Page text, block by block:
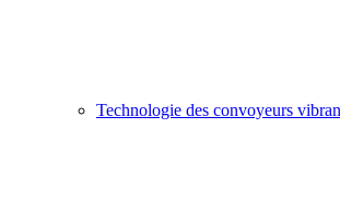
Technologie des convoyeurs